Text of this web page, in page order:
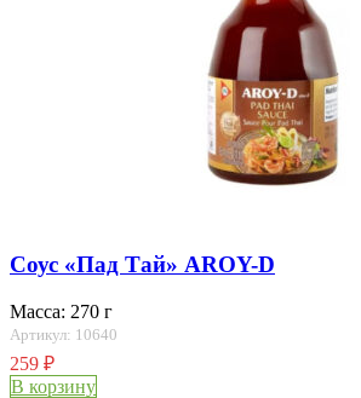
Соус «Пад Тай» AROY-D
Масса: 270 г
Артикул: 10640
259 ₽
В корзину